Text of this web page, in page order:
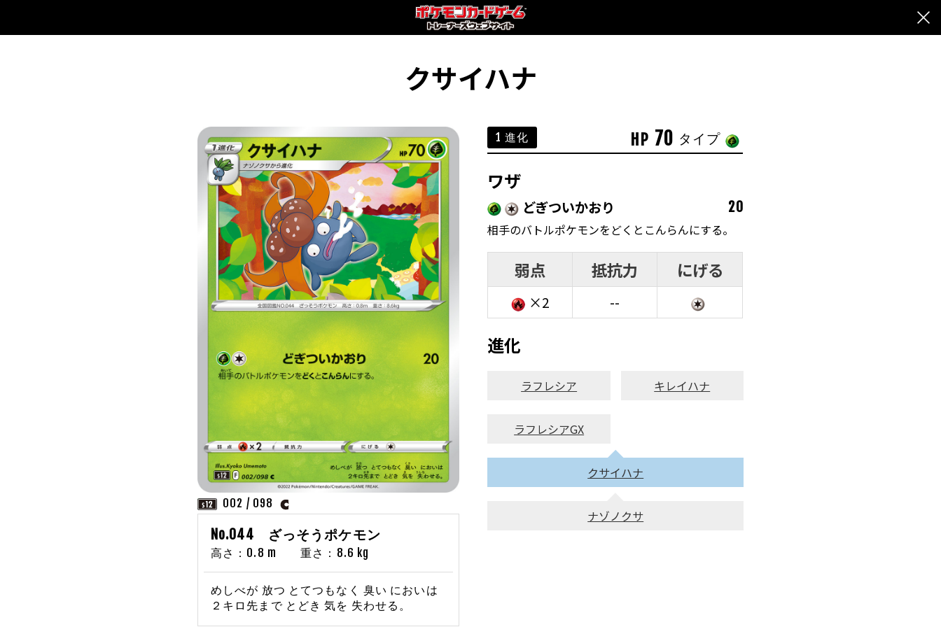
クサイハナ
002 / 098
No.044 ざっそうポケモン
高さ：0.8 m 重さ：8.6 kg
めしべが 放つ とてつもなく 臭い においは
２キロ先まで とどき 気を 失わせる。
1 進化 HP 70 タイプ
ワザ
どぎついかおり
20
相手のバトルポケモンをどくとこんらんにする。
弱点 抵抗力 にげる
×2 --
進化
ラフレシア キレイハナ
ラフレシアGX
クサイハナ
ナゾノクサ